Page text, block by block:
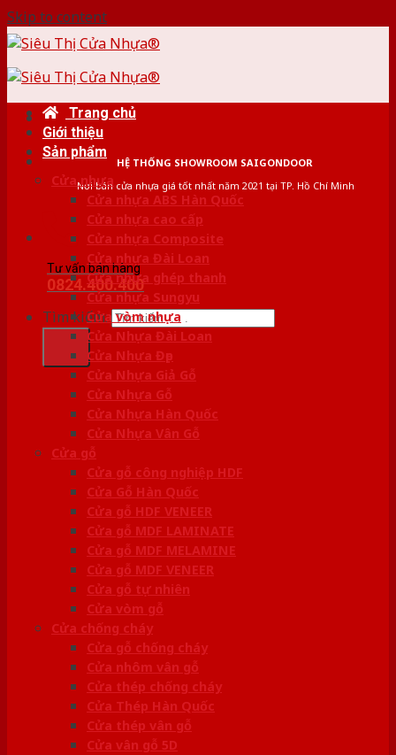
Skip to content
HỆ THỐNG SHOWROOM SAIGONDOOR
Nơi bán cửa nhựa giá tốt nhất năm 2021 tại TP. Hồ Chí Minh
Tư vấn bán hàng
0824.400.400
Tìm kiếm:
Trang chủ
Giới thiệu
Sản phẩm
Cửa nhựa
Cửa nhựa ABS Hàn Quốc
Cửa nhựa cao cấp
Cửa nhựa Composite
Cửa nhựa Đài Loan
Cửa nhựa ghép thanh
Cửa nhựa Sungyu
Cửa vòm nhựa
Cửa Nhựa Đài Loan
Cửa Nhựa Đẹp
Cửa Nhựa Giả Gỗ
Cửa Nhựa Gỗ
Cửa Nhựa Hàn Quốc
Cửa Nhựa Vân Gỗ
Cửa gỗ
Cửa gỗ công nghiệp HDF
Cửa Gỗ Hàn Quốc
Cửa gỗ HDF VENEER
Cửa gỗ MDF LAMINATE
Cửa gỗ MDF MELAMINE
Cửa gỗ MDF VENEER
Cửa gỗ tự nhiên
Cửa vòm gỗ
Cửa chống cháy
Cửa gỗ chống cháy
Cửa nhôm vân gỗ
Cửa thép chống cháy
Cửa Thép Hàn Quốc
Cửa thép vân gỗ
Cửa vân gỗ 5D